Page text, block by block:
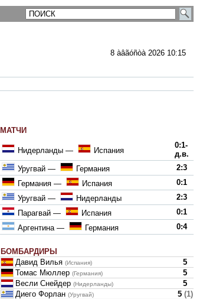
8 àâãóñòà 2026 10:15
МАТЧИ
Нидерланды — Испания
0:1-
д.в.
Уругвай — Германия
2:3
Германия — Испания
0:1
Уругвай — Нидерланды
2:3
Парагвай — Испания
0:1
Аргентина— Германия 0:4
БОМБАРДИРЫ
Давид Вилья (Испания)
5
Томас Мюллер (Германия)
5
Весли Снейдер (Нидерланды)
5
Диего Форлан (Уругвай) 5 (1)